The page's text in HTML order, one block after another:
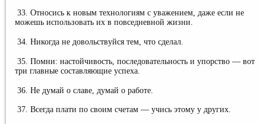
33. Относись к новым технологиям с уважением, даже если не
можешь использовать их в повседневной жизни.
34. Никогда не довольствуйся тем, что сделал.
35. Помни: настойчивость, последовательность и упорство — вот
три главные составляющие успеха.
36. Не думай о славе, думай о работе.
37. Всегда плати по своим счетам — учись этому у других.